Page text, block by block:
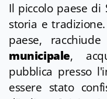
Il piccolo paese di
storia e
paese,
municipale,
pubblica presso
essere stato